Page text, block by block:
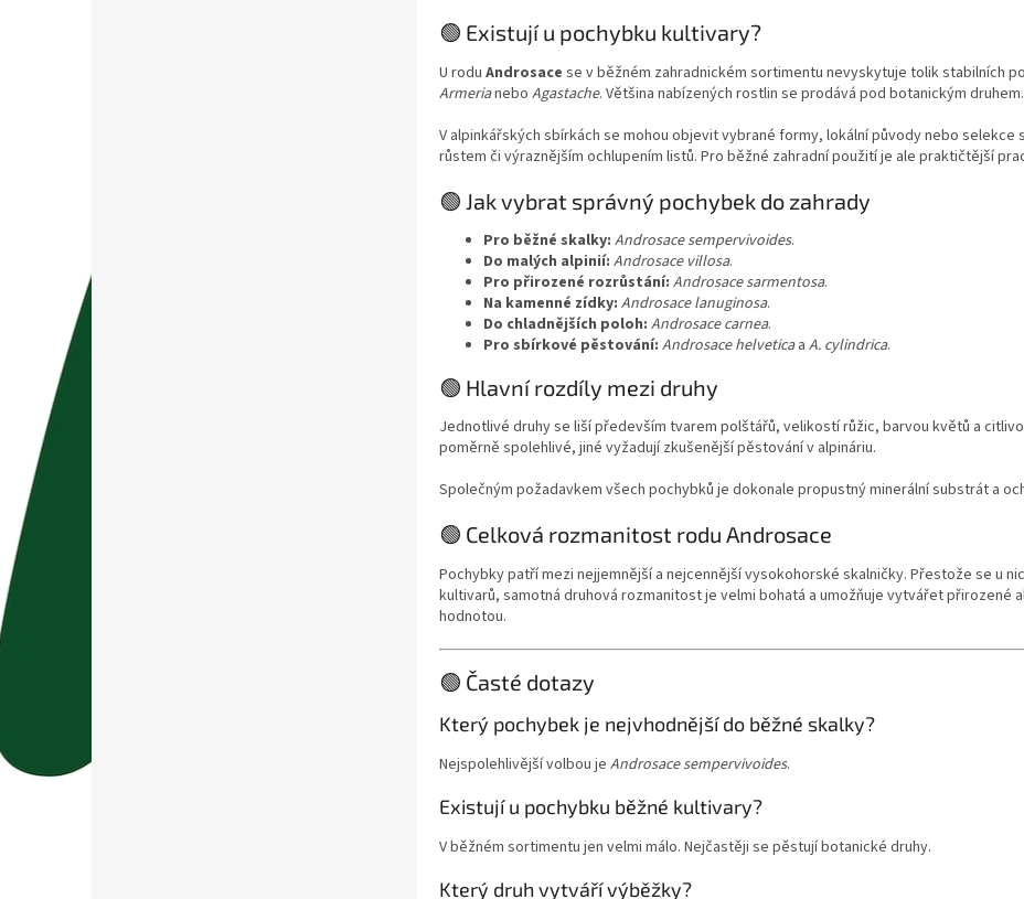
🟢 Existují u pochybku kultivary?
U rodu Androsace se v běžném zahradnickém sortimentu nevyskytuje tolik stabilních
Armerianebo Agastache. Většina nabízených rostlin se prodává pod botanickým druhem.
V alpinkářských sbírkách se mohou objevit vybrané formy, lokální původy nebo
růstem či výraznějším ochlupením listů. Pro běžné zahradní použití je ale praktičtější
🟢 Jak vybrat správný pochybek do zahrady
Pro běžné skalky: Androsace sempervivoides.
Do malých alpinií: Androsace villosa.
Pro přirozené rozrůstání: Androsace sarmentosa.
Na kamenné zídky: Androsace lanuginosa.
Do chladnějších poloh: Androsace carnea.
Pro sbírkové pěstování: Androsace helveticaa A. cylindrica.
🟢 Hlavní rozdíly mezi druhy
Jednotlivé druhy se liší především tvarem polštářů, velikostí růžic, barvou květů a
poměrně spolehlivé, jiné vyžadují zkušenější pěstování v alpináriu.
Společným požadavkem všech pochybků je dokonale propustný minerální substrát a
🟢 Celková rozmanitost rodu Androsace
Pochybky patří mezi nejjemnější a nejcennější vysokohorské skalničky. Přestože se u
kultivarů, samotná druhová rozmanitost je velmi bohatá a umožňuje vytvářet přirozené
hodnotou.
🟢 Časté dotazy
Který pochybek je nejvhodnější do běžné skalky?
Nejspolehlivější volbou je Androsace sempervivoides.
Existují u pochybku běžné kultivary?
V běžném sortimentu jen velmi málo. Nejčastěji se pěstují botanické druhy.
Který druh vytváří výběžky?